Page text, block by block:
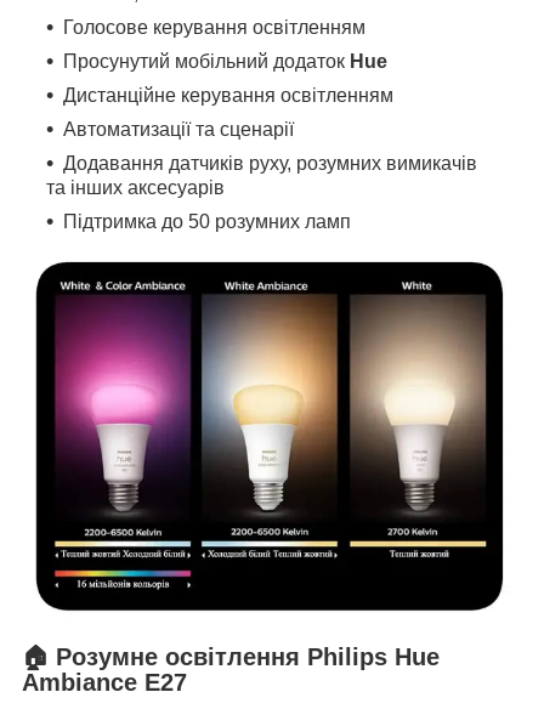
Голосове керування освітленням
Просунутий мобільний додаток Hue
Дистанційне керування освітленням
Автоматизації та сценарії
Додавання датчиків руху, розумних вимикачів
та інших аксесуарів
Підтримка до 50 розумних ламп
🏠 Розумне освітлення Philips Hue
Ambiance E27